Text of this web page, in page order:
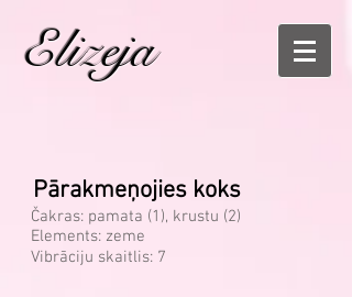
Elizeja
Pārakmeņojies koks
Čakras: pamata (1), krustu (2)
Elements: zeme
Vibrāciju skaitlis: 7